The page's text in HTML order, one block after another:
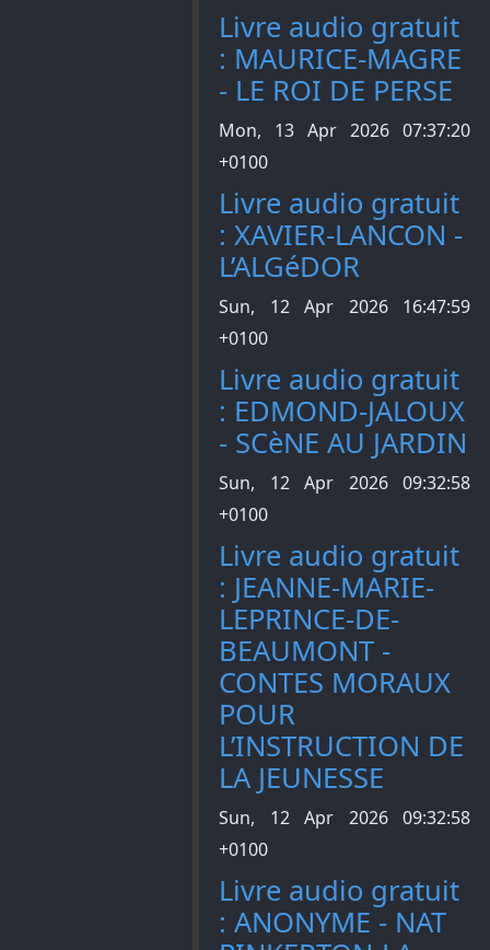
Livre audio gratuit
: MAURICE-MAGRE
- LE ROI DE PERSE
Mon, 13 Apr 2026 07:37:20
+0100
Livre audio gratuit
: XAVIER-LANCON -
L’ALGéDOR
Sun, 12 Apr 2026 16:47:59
+0100
Livre audio gratuit
: EDMOND-JALOUX
- SCèNE AU JARDIN
Sun, 12 Apr 2026 09:32:58
+0100
Livre audio gratuit
: JEANNE-MARIE-
LEPRINCE-DE-
BEAUMONT -
CONTES MORAUX
POUR
L’INSTRUCTION DE
LA JEUNESSE
Sun, 12 Apr 2026 09:32:58
+0100
Livre audio gratuit
: ANONYME - NAT